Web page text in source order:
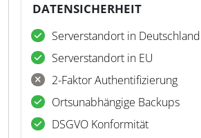
DATENSICHERHEIT
Serverstandort in Deutschland
Serverstandort in EU
2-Faktor Authentifizierung
Ortsunabhängige Backups
DSGVO Konformität